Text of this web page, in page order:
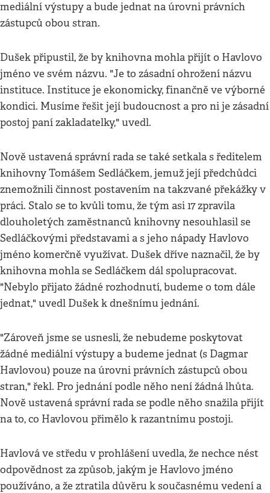
mediální výstupy a bude jednat na úrovni právních
zástupců obou stran.
Dušek připustil, že by knihovna mohla přijít o Havlovo
jméno ve svém názvu. "Je to zásadní ohrožení názvu
instituce. Instituce je ekonomicky, finančně ve výborné
kondici. Musíme řešit její budoucnost a pro ni je zásadní
postoj paní zakladatelky," uvedl.
Nově ustavená správní rada se také setkala s ředitelem
knihovny Tomášem Sedláčkem, jemuž její předchůdci
znemožnili činnost postavením na takzvané překážky v
práci. Stalo se to kvůli tomu, že tým asi 17 zpravila
dlouholetých zaměstnanců knihovny nesouhlasil se
Sedláčkovými představami a s jeho nápady Havlovo
jméno komerčně využívat. Dušek dříve naznačil, že by
knihovna mohla se Sedláčkem dál spolupracovat.
"Nebylo přijato žádné rozhodnutí, budeme o tom dále
jednat," uvedl Dušek k dnešnímu jednání.
"Zároveň jsme se usnesli, že nebudeme poskytovat
žádné mediální výstupy a budeme jednat (s Dagmar
Havlovou) pouze na úrovni právních zástupců obou
stran," řekl. Pro jednání podle něho není žádná lhůta.
Nově ustavená správní rada se podle něho snažila přijít
na to, co Havlovou přimělo k razantnímu postoji.
Havlová ve středu v prohlášení uvedla, že nechce nést
odpovědnost za způsob, jakým je Havlovo jméno
používáno, a že ztratila důvěru k současnému vedení a